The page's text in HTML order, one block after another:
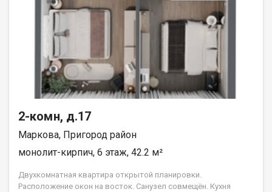
2-комн, д.17
Маркова, Пригород район
монолит-кирпич, 6 этаж, 42.2 м²
Двухкомнатная квартира открытой планировки.
Расположение окон на восток. Санузел совмещён. Кухня